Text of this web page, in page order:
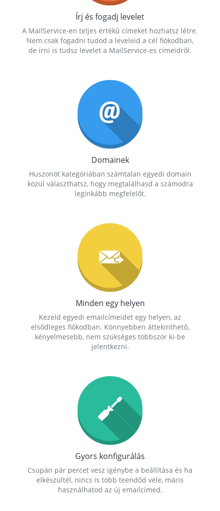
Írj és fogadj levelet
A MailService-en teljes értékű címeket hozhatsz létre.
Nem csak fogadni tudod a leveleid a cél fiókodban,
de írni is tudsz levelet a MailService-es címeidről.
Domainek
Huszonöt kategóriában számtalan egyedi domain
közül választhatsz, hogy megtalálhasd a számodra
leginkább megfelelőt.
Minden egy helyen
Kezeld egyedi emailcímeidet egy helyen, az
elsődleges fiókodban. Könnyebben áttekinthető,
kényelmesebb, nem szükséges többször ki-be
jelentkezni.
Gyors konfigurálás
Csupán pár percet vesz igénybe a beállítása és ha
elkészültél, nincs is több teendőd vele, máris
használhatod az új emailcímed.